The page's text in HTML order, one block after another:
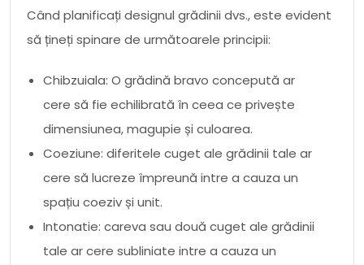
Când planificați designul grădinii dvs., este evident
să țineți spinare de următoarele principii:
Chibzuiala: O grădină bravo concepută ar
cere să fie echilibrată în ceea ce privește
dimensiunea, magupie și culoarea.
Coeziune: diferitele cuget ale grădinii tale ar
cere să lucreze împreună intre a cauza un
spațiu coeziv și unit.
Intonatie: careva sau două cuget ale grădinii
tale ar cere subliniate intre a cauza un